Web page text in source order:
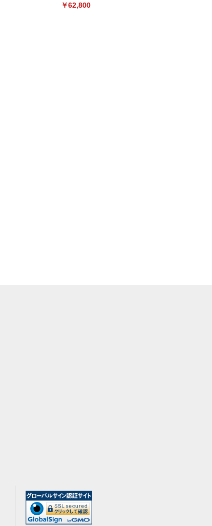
￥62,800